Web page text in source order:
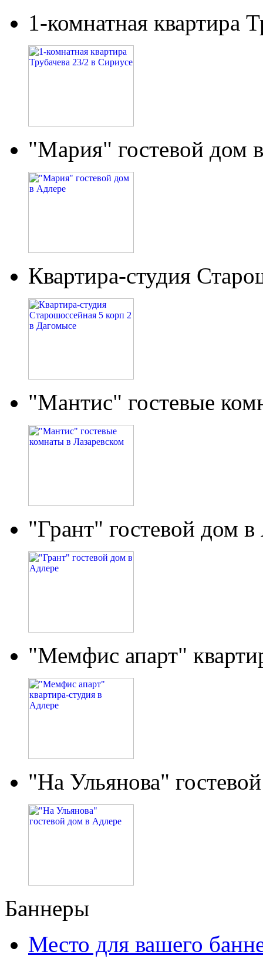
1-комнатная квартира
"Мария" гостевой дом
Квартира-студия
"Мантис" гостевые
"Грант" гостевой дом
"Мемфис апарт"
"На Ульянова"
Баннеры
Место для вашего